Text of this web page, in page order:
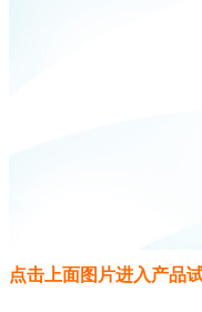
点击上面图片进入产品